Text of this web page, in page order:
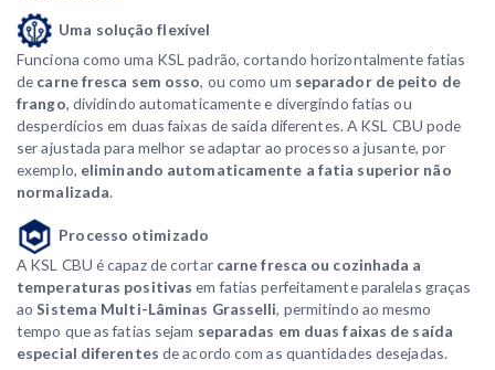
Uma solução flexível
Funciona como uma KSL padrão, cortando horizontalmente fatias
de carne fresca sem osso, ou como um separador de peito de
frango, dividindo automaticamente e divergindo fatias ou
desperdícios em duas faixas de saída diferentes. A KSL CBU pode
ser ajustada para melhor se adaptar ao processo a jusante, por
exemplo, eliminando automaticamente a fatia superior não
normalizada.
Processo otimizado
A KSL CBU é capaz de cortar carne fresca ou cozinhada a
temperaturas positivas em fatias perfeitamente paralelas graças
ao Sistema Multi-Lâminas Grasselli, permitindo ao mesmo
tempo que as fatias sejam separadas em duas faixas de saída
especial diferentes de acordo com as quantidades desejadas.